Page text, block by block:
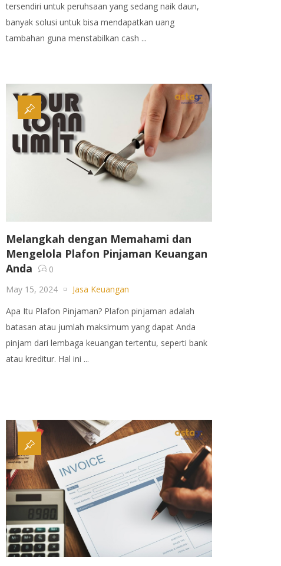
tersendiri untuk peruhsaan yang sedang naik daun,
banyak solusi untuk bisa mendapatkan uang
tambahan guna menstabilkan cash ...
Melangkah dengan Memahami dan
Mengelola Plafon Pinjaman Keuangan
Anda
0
May 15, 2024
Jasa Keuangan
Apa Itu Plafon Pinjaman? Plafon pinjaman adalah
batasan atau jumlah maksimum yang dapat Anda
pinjam dari lembaga keuangan tertentu, seperti bank
atau kreditur. Hal ini ...